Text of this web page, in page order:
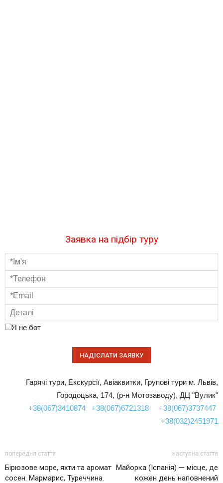
Заявка на підбір туру
Я не бот
Гарячі тури, Екскурсії, Авіаквитки, Групові тури м. Львів,
Городоцька, 174, (р-н Мотозаводу), ДЦ "Вулик"
+38(067)3410874
+38(067)6721318
+38(067)3737447
+38(032)2451971
попередня стаття
Бірюзове море, яхти та аромат
сосен. Мармарис, Туреччина.
наступна стаття
Майорка (Іспанія) — місце, де
кожен день наповнений